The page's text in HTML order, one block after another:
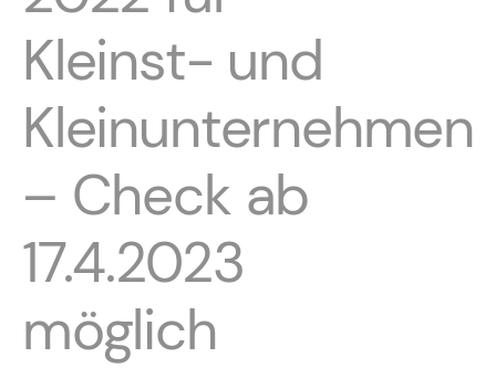
Kleinst- und
Kleinunternehmen
– Check ab
17.4.2023
möglich